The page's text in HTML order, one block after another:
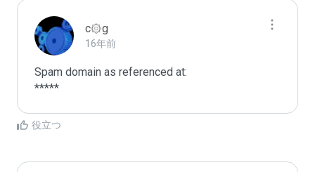
c۞g
16年前
Spam domain as referenced at:
*****
役立つ